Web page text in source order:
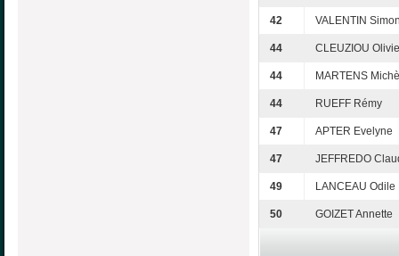
42 VALENTIN
44 CLEUZIOU
44 MARTENS
44 RUEFF Rémy
47 APTER Evelyne
47 JEFFREDO
49 LANCEAU Odile
50 GOIZET Annette